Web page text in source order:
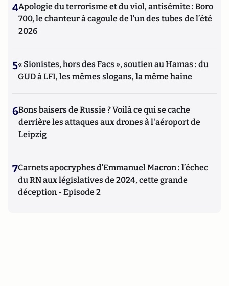
4Apologie du terrorisme et du viol, antisémite : Boro
700, le chanteur à cagoule de l’un des tubes de l’été
2026
5« Sionistes, hors des Facs », soutien au Hamas : du
GUD à LFI, les mêmes slogans, la même haine
6Bons baisers de Russie ? Voilà ce qui se cache
derrière les attaques aux drones à l'aéroport de
Leipzig
7Carnets apocryphes d’Emmanuel Macron : l’échec
du RN aux législatives de 2024, cette grande
déception - Episode 2